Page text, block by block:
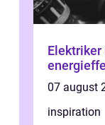
Elektriker
07 august
inspiration